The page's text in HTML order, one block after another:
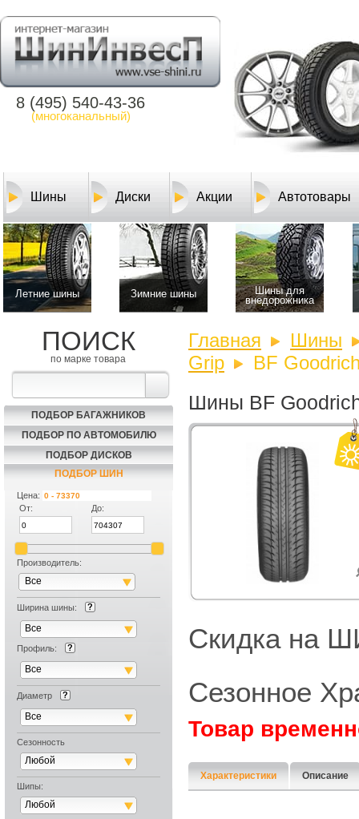
8 (495) 540-43-36
(многоканальный)
Шины Диски Акции Автотовары
Летние шины Зимние шины
Шины для
внедорожника
ПОИСК
по марке товара
ПОДБОР БАГАЖНИКОВ
ПОДБОР ПО АВТОМОБИЛЮ
ПОДБОР ДИСКОВ
ПОДБОР ШИН
Цена:
От:
До:
Производитель:
Все
Ширина шины:
Все
Профиль:
Все
Диаметр
Все
Сезонность
Любой
Шипы:
Любой
Главная
Шины
Grip
BF
Шины BF
Скидка на
Сезонное
Товар
Характеристики Описание